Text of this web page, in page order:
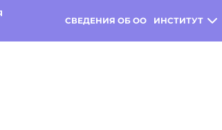
СВЕДЕНИЯ ОБ ОО ИНСТИТУТ